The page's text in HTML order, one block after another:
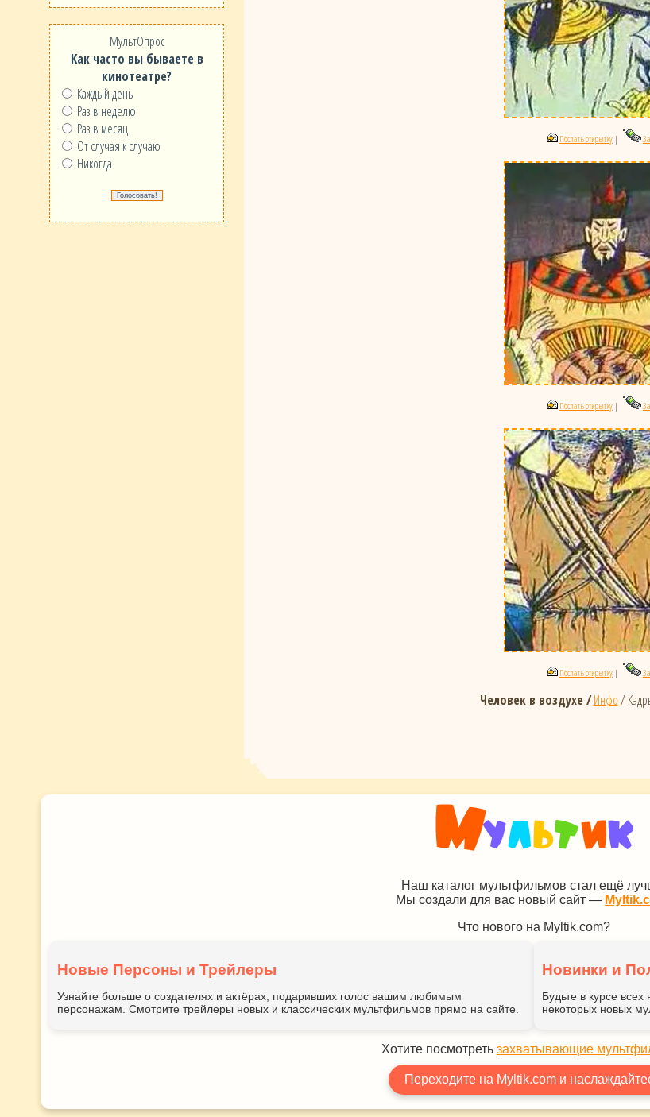
МультОпрос
Как часто вы бываете в
кинотеатре?
Каждый день
Раз в неделю
Раз в месяц
От случая к случаю
Никогда
Послать открытку |
Послать открытку |
Послать открытку |
Человек в воздухе / Инфо/
Наш каталог мультфильмов стал ещё
Мы создали для вас новый сайт —
Что нового на Myltik.com?
Новые Персоны и Трейлеры
Узнайте больше о создателях и актёрах, подаривших голос вашим любимым
персонажам. Смотрите трейлеры новых и классических мультфильмов прямо на сайте.
Новинки и
Будьте в курсе
некоторых новых
Хотите посмотреть захватывающие
Переходите на Myltik.com и